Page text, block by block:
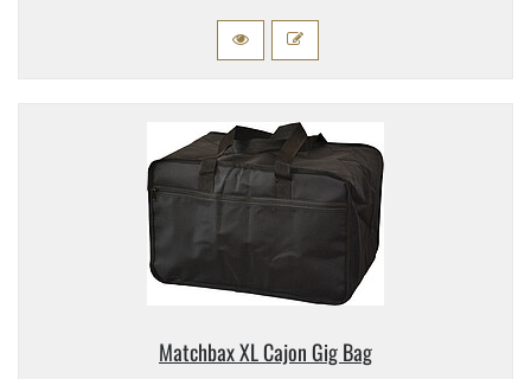
Matchbax XL Cajon Gig Bag